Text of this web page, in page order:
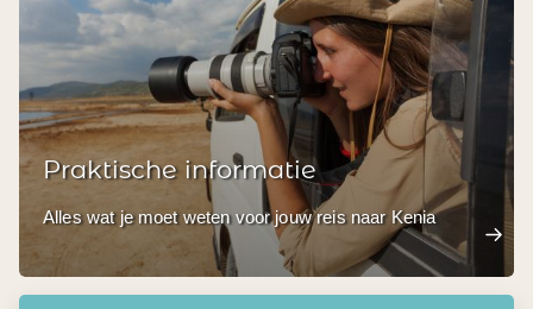
Praktische informatie
Alles wat je moet weten voor jouw reis naar Kenia